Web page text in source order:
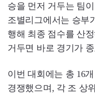
승을 먼저 거두는 팀
조별리그에서는 승부
행해 최종 점수를 산
거두면 바로 경기가
이번 대회에는 총 16
경쟁했으며, 각 조 상